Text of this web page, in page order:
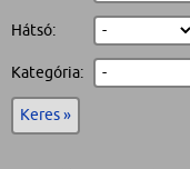
Hátsó:
Kategória:
Keres »